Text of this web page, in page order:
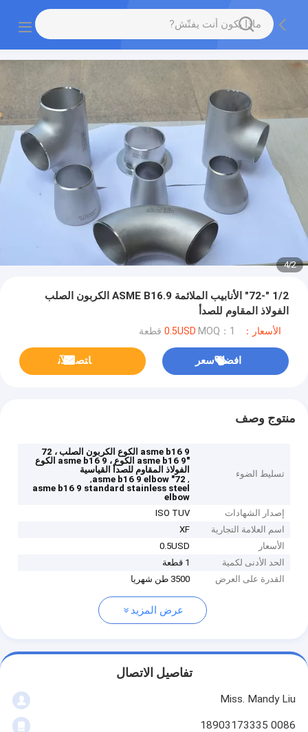
2
/
4
1/2 "-72" الأنابيب الملائمة ASME B16.9 الكربون الصلب
الفولاذ المقاوم للصدأ
الأسعار：0.5USD MOQ：1 قطعة
افضل سعر ﺎﺘﺼﻟ ﺍﻶﻧ
منتوج وصف
تسليط الضوء
asme b16 9 الكوع الكربون الصلب ، 72
"asme b16 9 الكوع ، asme b16 9 الكوع
الفولاذ المقاوم للصدأ القياسية
,
72" asme b16 9 elbow
,
asme b16 9 standard stainless steel
elbow
إصدار الشهادات
ISO TUV
اسم العلامة التجارية
XF
الأسعار
0.5USD
الحد الأدنى لكمية
1 قطعة
القدرة على العرض
3500 طن شهريا
عرض المزيد
تفاصيل الاتصال
Miss. Mandy Liu
0086 18903173335